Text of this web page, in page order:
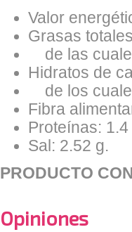
Valor
Grasas
de las
Hidratos de
de los
Fibra
Proteínas:
Sal: 2.52 g.
PRODUCTO
Opiniones